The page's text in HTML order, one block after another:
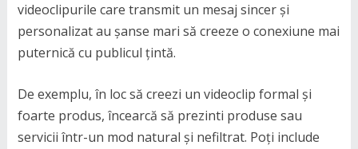
videoclipurile care transmit un mesaj sincer și
personalizat au șanse mari să creeze o conexiune mai
puternică cu publicul țintă.
De exemplu, în loc să creezi un videoclip formal și
foarte produs, încearcă să prezinti produse sau
servicii într-un mod natural și nefiltrat. Poți include